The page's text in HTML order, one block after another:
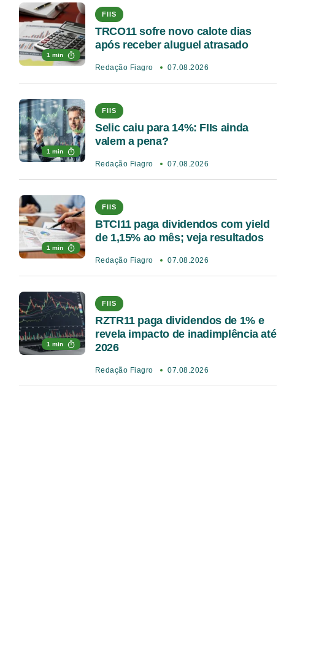
1 min
FIIS
TRCO11 sofre novo calote dias
após receber aluguel atrasado
Redação Fiagro 07.08.2026
1 min
FIIS
Selic caiu para 14%: FIIs ainda
valem a pena?
Redação Fiagro 07.08.2026
1 min
FIIS
BTCI11 paga dividendos com yield
de 1,15% ao mês; veja resultados
Redação Fiagro 07.08.2026
1 min
FIIS
RZTR11 paga dividendos de 1% e
revela impacto de inadimplência até
2026
Redação Fiagro 07.08.2026